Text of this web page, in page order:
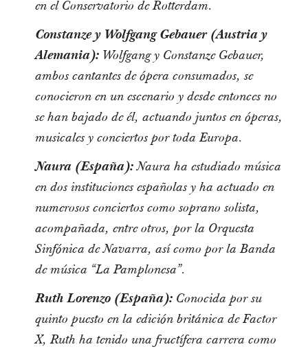
en el Conservatorio de Rotterdam.
Constanze y Wolfgang Gebauer (Austria y
Alemania):Wolfgang y Constanze Gebauer,
ambos cantantes de ópera consumados, se
conocieron en un escenario y desde entonces no
se han bajado de él, actuando juntos en óperas,
musicales y conciertos por toda Europa.
Naura (España):Naura ha estudiado música
en dos instituciones españolas y ha actuado en
numerosos conciertos como soprano solista,
acompañada, entre otros, por la Orquesta
Sinfónica de Navarra, así como por la Banda
de música “La Pamplonesa”.
Ruth Lorenzo (España):Conocida por su
quinto puesto en la edición británica de Factor
X, Ruth ha tenido una fructífera carrera como